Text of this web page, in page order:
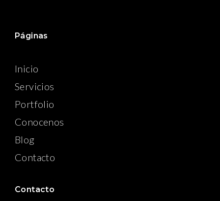
Páginas
Inicio
Servicios
Portfolio
Conocenos
Blog
Contacto
Contacto